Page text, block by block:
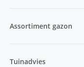
Assortiment gazon
Tuinadvies